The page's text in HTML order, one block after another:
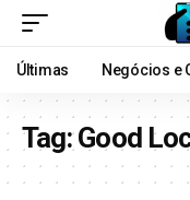
Últimas Negócios e
Tag:Good